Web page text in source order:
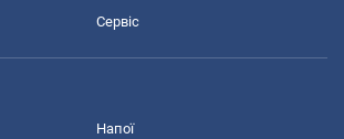
Сервіс
Напої